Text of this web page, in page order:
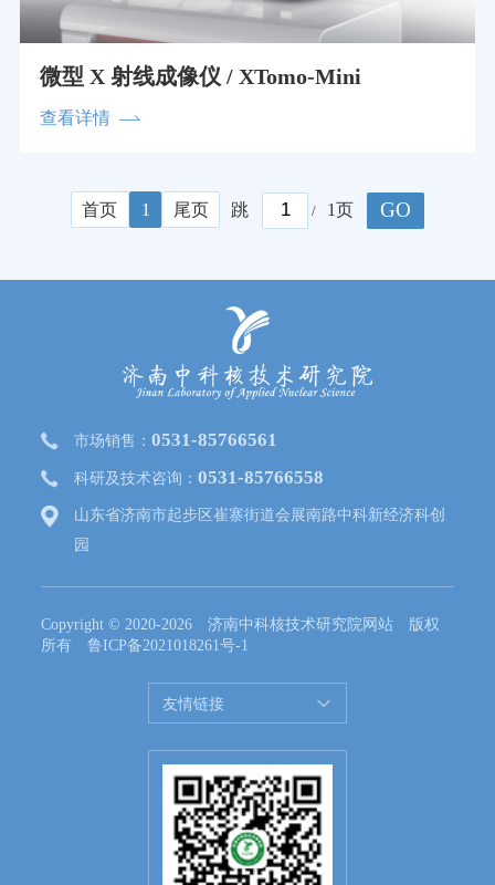
微型 X 射线成像仪 / XTomo-Mini
查看详情
首页 1 尾页 跳 / 1页 GO
市场销售：0531-85766561
科研及技术咨询：0531-85766558
山东省济南市起步区崔寨街道会展南路中科新经济科创
园
Copyright © 2020-2026 济南中科核技术研究院网站 版权
所有鲁ICP备2021018261号-1
友情链接